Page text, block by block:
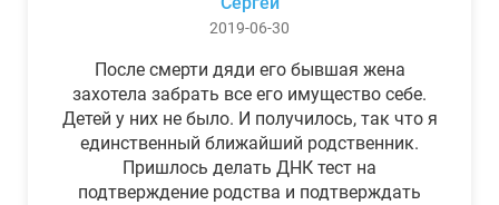
2019-06-30
После смерти дяди его бывшая жена
захотела забрать все его имущество себе.
Детей у них не было. И получилось, так что я
единственный ближайший родственник.
Пришлось делать ДНК тест на
подтверждение родства и подтверждать